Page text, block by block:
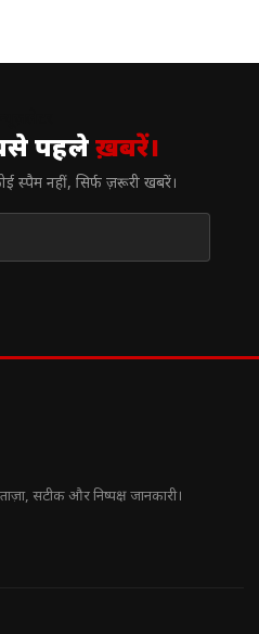
पहलेख़बरें।
स्पैम नहीं, सिर्फ ज़रूरी खबरें।
सटीक और निष्पक्ष जानकारी।